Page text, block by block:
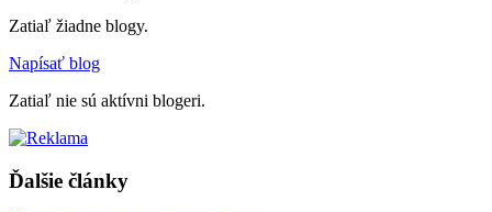
Zatiaľ žiadne blogy.
Napísať blog
Zatiaľ nie sú aktívni blogeri.
Ďalšie články